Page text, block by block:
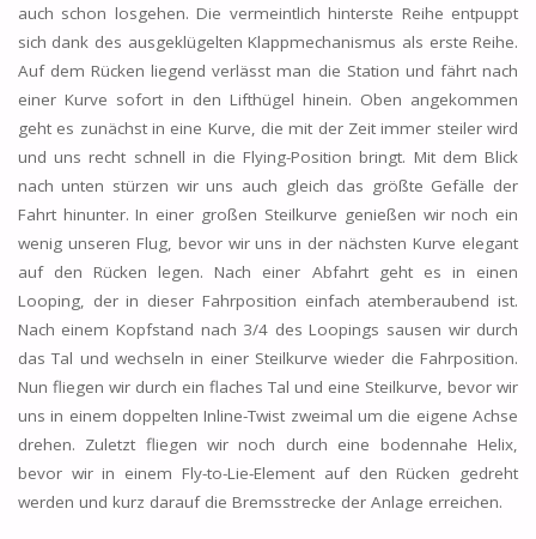
auch schon losgehen. Die vermeintlich hinterste Reihe entpuppt
sich dank des ausgeklügelten Klappmechanismus als erste Reihe.
Auf dem Rücken liegend verlässt man die Station und fährt nach
einer Kurve sofort in den Lifthügel hinein. Oben angekommen
geht es zunächst in eine Kurve, die mit der Zeit immer steiler wird
und uns recht schnell in die Flying-Position bringt. Mit dem Blick
nach unten stürzen wir uns auch gleich das größte Gefälle der
Fahrt hinunter. In einer großen Steilkurve genießen wir noch ein
wenig unseren Flug, bevor wir uns in der nächsten Kurve elegant
auf den Rücken legen. Nach einer Abfahrt geht es in einen
Looping, der in dieser Fahrposition einfach atemberaubend ist.
Nach einem Kopfstand nach 3/4 des Loopings sausen wir durch
das Tal und wechseln in einer Steilkurve wieder die Fahrposition.
Nun fliegen wir durch ein flaches Tal und eine Steilkurve, bevor wir
uns in einem doppelten Inline-Twist zweimal um die eigene Achse
drehen. Zuletzt fliegen wir noch durch eine bodennahe Helix,
bevor wir in einem Fly-to-Lie-Element auf den Rücken gedreht
werden und kurz darauf die Bremsstrecke der Anlage erreichen.